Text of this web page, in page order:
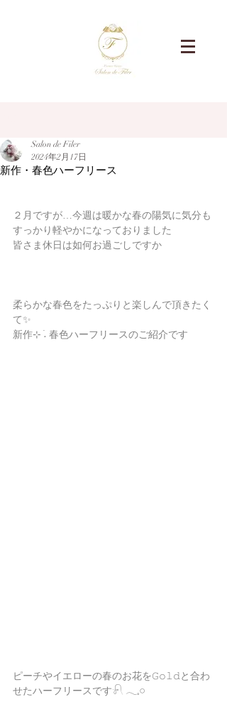
新作・春色ハーフリース
Salon de Filer
2024年2月17日
２月ですが…今週は暖かな春の陽気に気分も
すっかり軽やかになっておりました
皆さま休日は如何お過ごしですか
柔らかな春色をたっぷりと楽しんで頂きたく
て✨
新作⊹ ࣪˖ 春色ハーフリースのご紹介です
ピーチやイエローの春のお花を𝙶𝚘𝚕𝚍と合わ
せたハーフリースです𓍯 𓂃𓈒𓏸